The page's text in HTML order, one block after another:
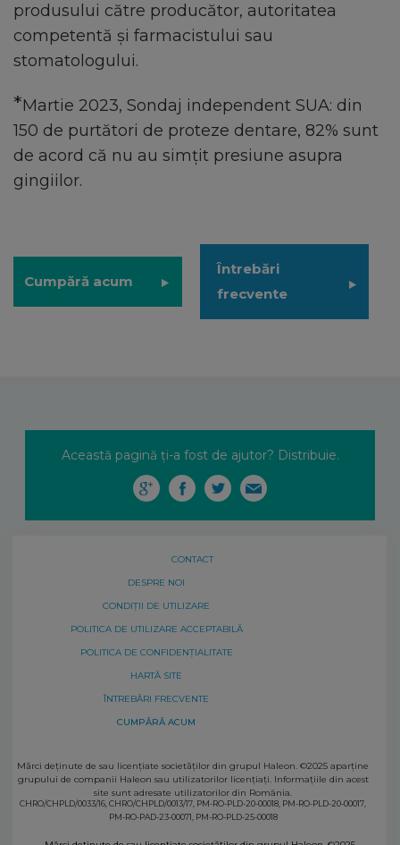
produsului către producător, autoritatea
competentă şi farmacistului sau
stomatologului.
*Martie 2023, Sondaj independent SUA: din
150 de purtători de proteze dentare, 82% sunt
de acord că nu au simțit presiune asupra
gingiilor.
Cumpără acum
Întrebări
frecvente
Această pagină ți-a fost de ajutor? Distribuie.
CONTACT
DESPRE NOI
CONDIȚII DE UTILIZARE
POLITICA DE UTILIZARE ACCEPTABILĂ
POLITICA DE CONFIDENȚIALITATE
HARTĂ SITE
ÎNTREBĂRI FRECVENTE
CUMPĂRĂ ACUM
Mărci deţinute de sau licenţiate societăţilor din grupul Haleon. ©2025 aparţine
grupului de companii Haleon sau utilizatorilor licenţiaţi. Informaţiile din acest
site sunt adresate utilizatorilor din România.
CHRO/CHPLD/0033/16, CHRO/CHPLD/0013/17, PM-RO-PLD-20-00018, PM-RO-PLD-20-00017,
PM-RO-PAD-23-00071, PM-RO-PLD-25-00018